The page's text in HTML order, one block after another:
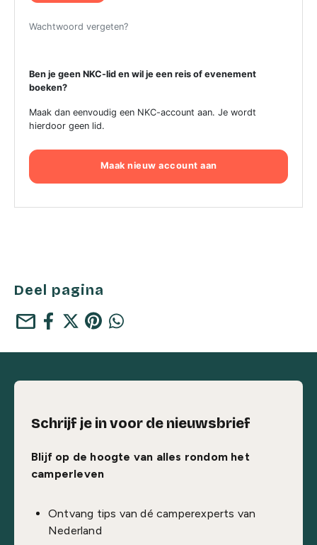
Wachtwoord vergeten?
Ben je geen NKC-lid en wil je een reis of evenement
boeken?
Maak dan eenvoudig een NKC-account aan. Je wordt
hierdoor geen lid.
Maak nieuw account aan
Deel pagina
mail
Schrijf je in voor de nieuwsbrief
Blijf op de hoogte van alles rondom het
camperleven
Ontvang tips van dé camperexperts van
Nederland